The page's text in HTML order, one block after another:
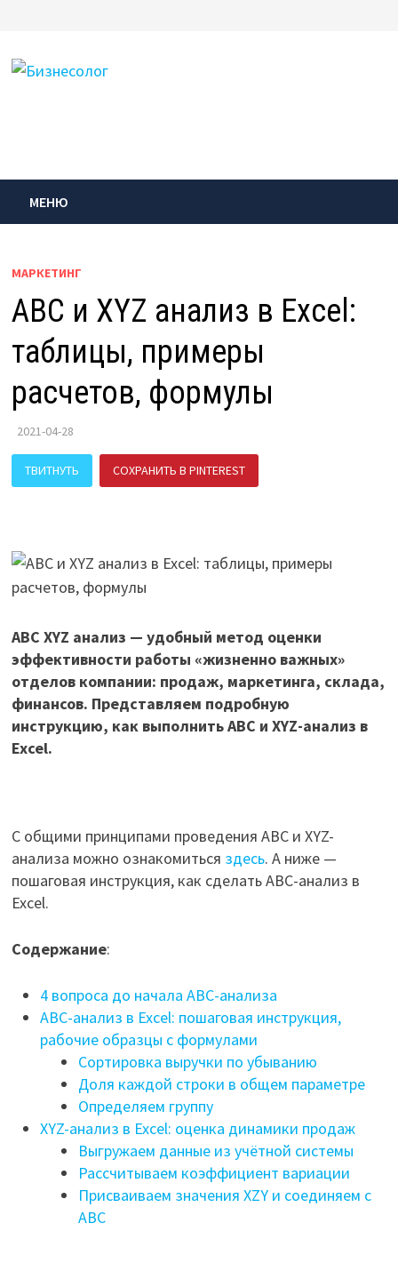
содержимому
МЕНЮ
МАРКЕТИНГ
ABC и XYZ анализ в Excel:
таблицы, примеры
расчетов, формулы
2021-04-28
ТВИТНУТЬ СОХРАНИТЬ В PINTEREST
ABC XYZ анализ — удобный метод оценки
эффективности работы «жизненно важных»
отделов компании: продаж, маркетинга, склада,
финансов. Представляем подробную
инструкцию, как выполнить ABC и XYZ-анализ в
Excel.
С общими принципами проведения ABC и XYZ-
анализа можно ознакомиться здесь. А ниже —
пошаговая инструкция, как сделать ABC-анализ в
Excel.
Содержание:
4 вопроса до начала ABC-анализа
ABC-анализ в Excel: пошаговая инструкция,
рабочие образцы с формулами
Сортировка выручки по убыванию
Доля каждой строки в общем параметре
Определяем группу
XYZ-анализ в Excel: оценка динамики продаж
Выгружаем данные из учётной системы
Рассчитываем коэффициент вариации
Присваиваем значения XZY и соединяем с
ABC